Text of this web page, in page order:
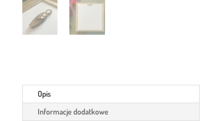
Opis
Informacje dodatkowe